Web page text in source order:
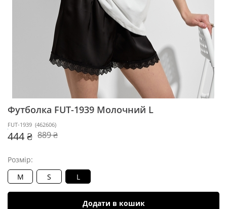
Футболка FUT-1939 Молочний L
FUT-1939 (462606)
444 ₴ 889 ₴
Розмір:
M
S L
Додати в кошик